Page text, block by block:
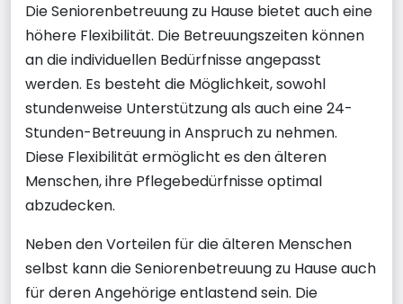
Die Seniorenbetreuung zu Hause bietet auch eine
höhere Flexibilität. Die Betreuungszeiten können
an die individuellen Bedürfnisse angepasst
werden. Es besteht die Möglichkeit, sowohl
stundenweise Unterstützung als auch eine 24-
Stunden-Betreuung in Anspruch zu nehmen.
Diese Flexibilität ermöglicht es den älteren
Menschen, ihre Pflegebedürfnisse optimal
abzudecken.
Neben den Vorteilen für die älteren Menschen
selbst kann die Seniorenbetreuung zu Hause auch
für deren Angehörige entlastend sein. Die